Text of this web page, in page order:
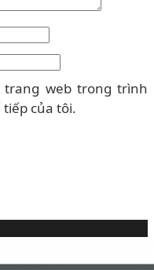
web trong trình
của tôi.